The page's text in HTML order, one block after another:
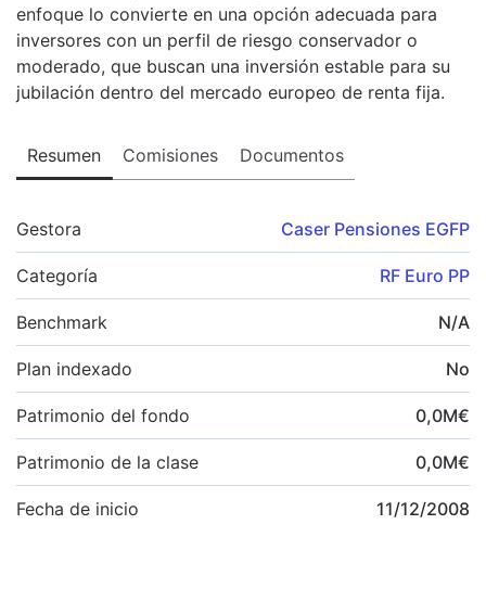
enfoque lo convierte en una opción adecuada para
inversores con un perfil de riesgo conservador o
moderado, que buscan una inversión estable para su
jubilación dentro del mercado europeo de renta fija.
Resumen Comisiones Documentos
Gestora Caser Pensiones EGFP
Categoría RF Euro PP
Benchmark N/A
Plan indexado No
Patrimonio del fondo 0,0M€
Patrimonio de la clase 0,0M€
Fecha de inicio 11/12/2008